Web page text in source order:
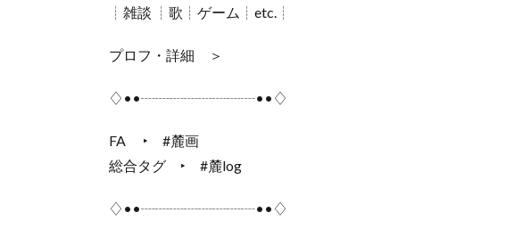
┊雑談 ┊歌┊ゲーム┊etc.┊
プロフ・詳細 ＞
♢••┈┈┈┈┈┈┈┈••♢
FA ‣ #麓画
総合タグ ‣ #麓log
♢••┈┈┈┈┈┈┈┈••♢